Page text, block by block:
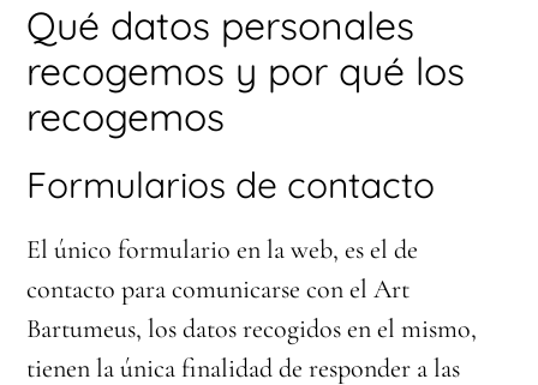
Qué datos personales
recogemos y por qué los
recogemos
Formularios de contacto
El único formulario en la web, es el de
contacto para comunicarse con el Art
Bartumeus, los datos recogidos en el mismo,
tienen la única finalidad de responder a las